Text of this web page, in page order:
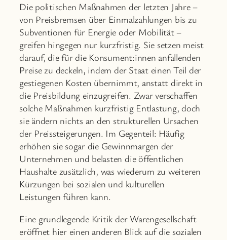
Die politischen Maßnahmen der letzten Jahre –
von Preisbremsen über Einmalzahlungen bis zu
Subventionen für Energie oder Mobilität –
greifen hingegen nur kurzfristig. Sie setzen meist
darauf, die für die Konsument:innen anfallenden
Preise zu deckeln, indem der Staat einen Teil der
gestiegenen Kosten übernimmt, anstatt direkt in
die Preisbildung einzugreifen. Zwar verschaffen
solche Maßnahmen kurzfristig Entlastung, doch
sie ändern nichts an den strukturellen Ursachen
der Preissteigerungen. Im Gegenteil: Häufig
erhöhen sie sogar die Gewinnmargen der
Unternehmen und belasten die öffentlichen
Haushalte zusätzlich, was wiederum zu weiteren
Kürzungen bei sozialen und kulturellen
Leistungen führen kann.
Eine grundlegende Kritik der Warengesellschaft
eröffnet hier einen anderen Blick auf die sozialen